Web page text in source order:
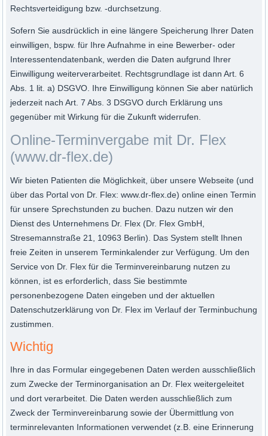
Rechtsverteidigung bzw. -durchsetzung.
Sofern Sie ausdrücklich in eine längere Speicherung Ihrer Daten
einwilligen, bspw. für Ihre Aufnahme in eine Bewerber- oder
Interessentendatenbank, werden die Daten aufgrund Ihrer
Einwilligung weiterverarbeitet. Rechtsgrundlage ist dann Art. 6
Abs. 1 lit. a) DSGVO. Ihre Einwilligung können Sie aber natürlich
jederzeit nach Art. 7 Abs. 3 DSGVO durch Erklärung uns
gegenüber mit Wirkung für die Zukunft widerrufen.
Online-Terminvergabe mit Dr. Flex
(www.dr-flex.de)
Wir bieten Patienten die Möglichkeit, über unsere Webseite (und
über das Portal von Dr. Flex: www.dr-flex.de) online einen Termin
für unsere Sprechstunden zu buchen. Dazu nutzen wir den
Dienst des Unternehmens Dr. Flex (Dr. Flex GmbH,
Stresemannstraße 21, 10963 Berlin). Das System stellt Ihnen
freie Zeiten in unserem Terminkalender zur Verfügung. Um den
Service von Dr. Flex für die Terminvereinbarung nutzen zu
können, ist es erforderlich, dass Sie bestimmte
personenbezogene Daten eingeben und der aktuellen
Datenschutzerklärung von Dr. Flex im Verlauf der Terminbuchung
zustimmen.
Wichtig
Ihre in das Formular eingegebenen Daten werden ausschließlich
zum Zwecke der Terminorganisation an Dr. Flex weitergeleitet
und dort verarbeitet. Die Daten werden ausschließlich zum
Zweck der Terminvereinbarung sowie der Übermittlung von
terminrelevanten Informationen verwendet (z.B. eine Erinnerung